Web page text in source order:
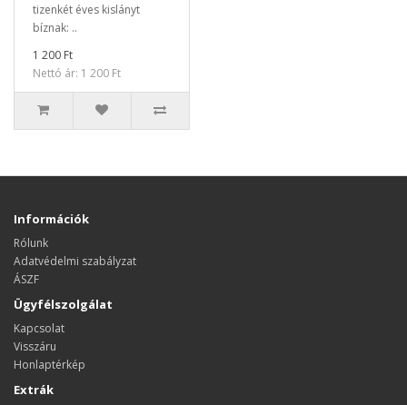
tizenkét éves kislányt
bíznak: ..
1 200 Ft
Nettó ár: 1 200 Ft
Információk
Rólunk
Adatvédelmi szabályzat
ÁSZF
Ügyfélszolgálat
Kapcsolat
Visszáru
Honlaptérkép
Extrák